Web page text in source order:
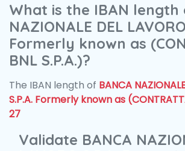
What is the IBAN length
NAZIONALE DEL
Formerly known as
BNL S.P.A.)?
The IBAN length of BANCA
S.P.A. Formerly known as
27
Validate BANCA